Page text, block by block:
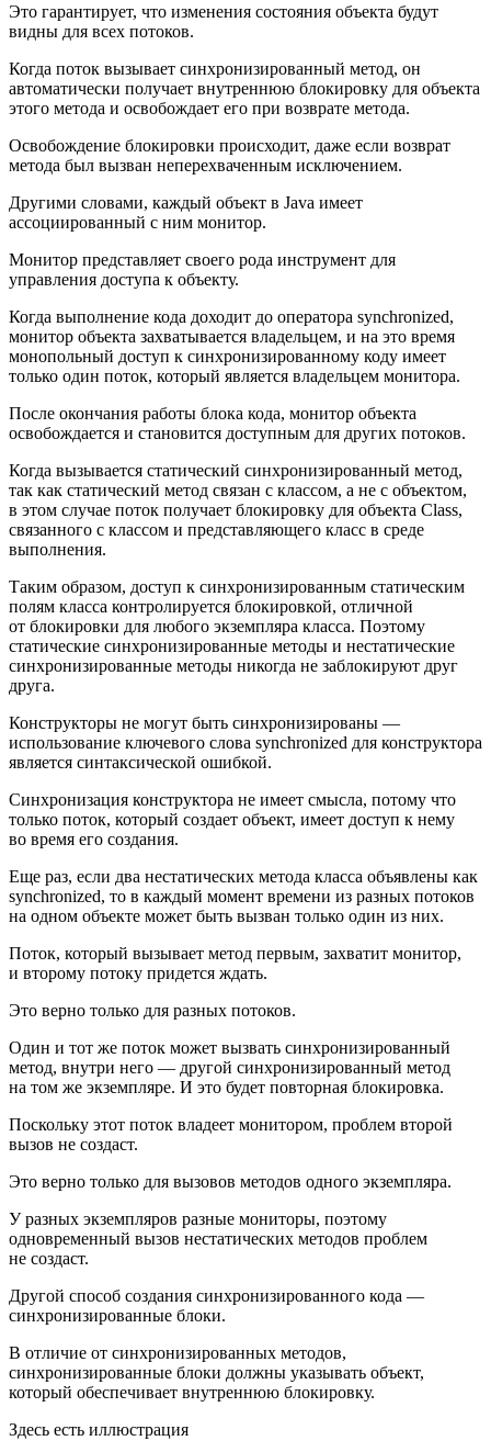
Это гарантирует, что изменения состояния объекта будут
видны для всех потоков.
Когда поток вызывает синхронизированный метод, он
автоматически получает внутреннюю блокировку для объекта
этого метода и освобождает его при возврате метода.
Освобождение блокировки происходит, даже если возврат
метода был вызван неперехваченным исключением.
Другими словами, каждый объект в Java имеет
ассоциированный с ним монитор.
Монитор представляет своего рода инструмент для
управления доступа к объекту.
Когда выполнение кода доходит до оператора synchronized,
монитор объекта захватывается владельцем, и на это время
монопольный доступ к синхронизированному коду имеет
только один поток, который является владельцем монитора.
После окончания работы блока кода, монитор объекта
освобождается и становится доступным для других потоков.
Когда вызывается статический синхронизированный метод,
так как статический метод связан с классом, а не с объектом,
в этом случае поток получает блокировку для объекта Class,
связанного с классом и представляющего класс в среде
выполнения.
Таким образом, доступ к синхронизированным статическим
полям класса контролируется блокировкой, отличной
от блокировки для любого экземпляра класса. Поэтому
статические синхронизированные методы и нестатические
синхронизированные методы никогда не заблокируют друг
друга.
Конструкторы не могут быть синхронизированы —
использование ключевого слова synchronized для конструктора
является синтаксической ошибкой.
Синхронизация конструктора не имеет смысла, потому что
только поток, который создает объект, имеет доступ к нему
во время его создания.
Еще раз, если два нестатических метода класса объявлены как
synchronized, то в каждый момент времени из разных потоков
на одном объекте может быть вызван только один из них.
Поток, который вызывает метод первым, захватит монитор,
и второму потоку придется ждать.
Это верно только для разных потоков.
Один и тот же поток может вызвать синхронизированный
метод, внутри него — другой синхронизированный метод
на том же экземпляре. И это будет повторная блокировка.
Поскольку этот поток владеет монитором, проблем второй
вызов не создаст.
Это верно только для вызовов методов одного экземпляра.
У разных экземпляров разные мониторы, поэтому
одновременный вызов нестатических методов проблем
не создаст.
Другой способ создания синхронизированного кода —
синхронизированные блоки.
В отличие от синхронизированных методов,
синхронизированные блоки должны указывать объект,
который обеспечивает внутреннюю блокировку.
Здесь есть иллюстрация